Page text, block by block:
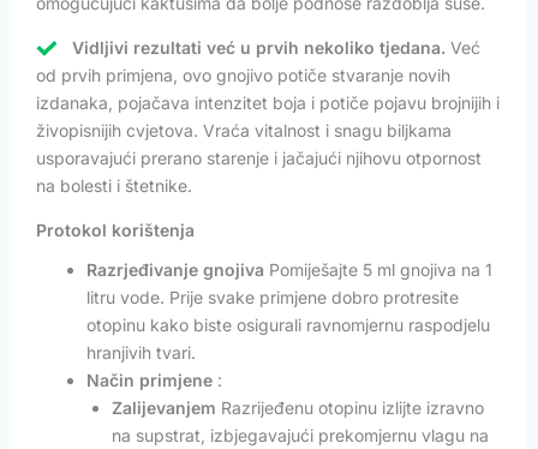
Vidljivi rezultati već u prvih nekoliko tjedana. Već
od prvih primjena, ovo gnojivo potiče stvaranje novih
izdanaka, pojačava intenzitet boja i potiče pojavu brojnijih i
živopisnijih cvjetova. Vraća vitalnost i snagu biljkama
usporavajući prerano starenje i jačajući njihovu otpornost
na bolesti i štetnike.
Protokol korištenja
Razrjeđivanje gnojiva Pomiješajte 5 ml gnojiva na 1
litru vode. Prije svake primjene dobro protresite
otopinu kako biste osigurali ravnomjernu raspodjelu
hranjivih tvari.
Način primjene :
Zalijevanjem Razrijeđenu otopinu izlijte izravno
na supstrat, izbjegavajući prekomjernu vlagu na